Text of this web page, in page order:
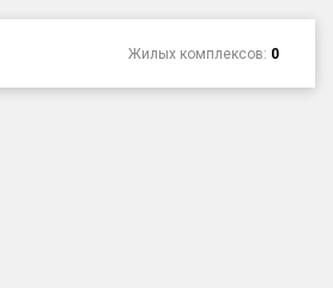
Жилых комплексов: 0